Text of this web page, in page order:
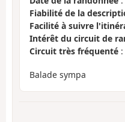
Fiabilité de la
Facilité à suivre
Intérêt du circuit de
Circuit très fréquenté
Balade sympa